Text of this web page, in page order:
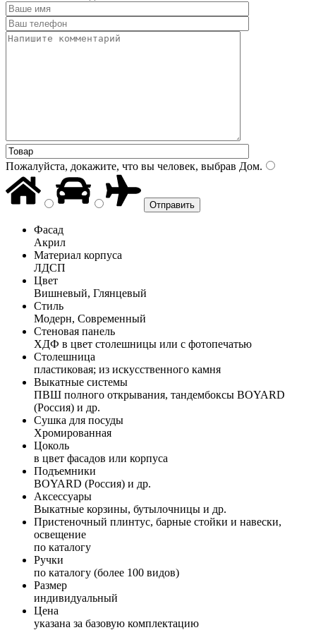
Пожалуйста, докажите, что вы человек, выбрав Дом.
Фасад
Акрил
Материал корпуса
ЛДСП
Цвет
Вишневый, Глянцевый
Стиль
Модерн, Современный
Стеновая панель
ХДФ в цвет столешницы или с фотопечатью
Столешница
пластиковая; из искусственного камня
Выкатные системы
ПВШ полного открывания, тандембоксы BOYARD
(Россия) и др.
Сушка для посуды
Хромированная
Цоколь
в цвет фасадов или корпуса
Подъемники
BOYARD (Россия) и др.
Аксессуары
Выкатные корзины, бутылочницы и др.
Пристеночный плинтус, барные стойки и навески,
освещение
по каталогу
Ручки
по каталогу (более 100 видов)
Размер
индивидуальный
Цена
указана за базовую комплектацию